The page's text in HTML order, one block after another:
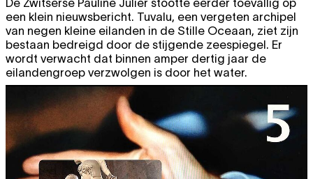
De Zwitserse Pauline Julier stootte eerder toevallig op
een klein nieuwsbericht. Tuvalu, een vergeten archipel
van negen kleine eilanden in de Stille Oceaan, ziet zijn
bestaan bedreigd door de stijgende zeespiegel. Er
wordt verwacht dat binnen amper dertig jaar de
eilandengroep verzwolgen is door het water.